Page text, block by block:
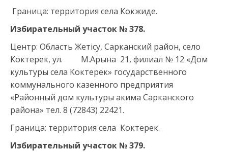
Граница: территория села Кокжиде.
Избирательный участок №378.
Центр: Область Жетісу, Сарканский район, село
Коктерек, ул. М.Арына 21, филиал № 12 «Дом
культуры села Коктерек» государственного
коммунального казенного предприятия
«Районный дом культуры акима Сарканского
района» тел. 8 (72843) 22421.
Граница: территория села Коктерек.
Избирательный участок №379.